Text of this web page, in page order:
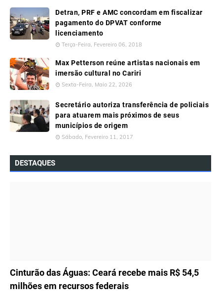
Detran, PRF e AMC concordam em fiscalizar
pagamento do DPVAT conforme
licenciamento
Terça-Feira, Fevereiro 06, 2018
Max Petterson reúne artistas nacionais em
imersão cultural no Cariri
Sexta-Feira, Maio 22, 2026
Secretário autoriza transferência de policiais
para atuarem mais próximos de seus
municípios de origem
Sábado, Fevereiro 11, 2017
DESTAQUES
ÚLTIMAS NOTÍCIAS
Cinturão das Águas: Ceará recebe mais R$ 54,5
milhões em recursos federais